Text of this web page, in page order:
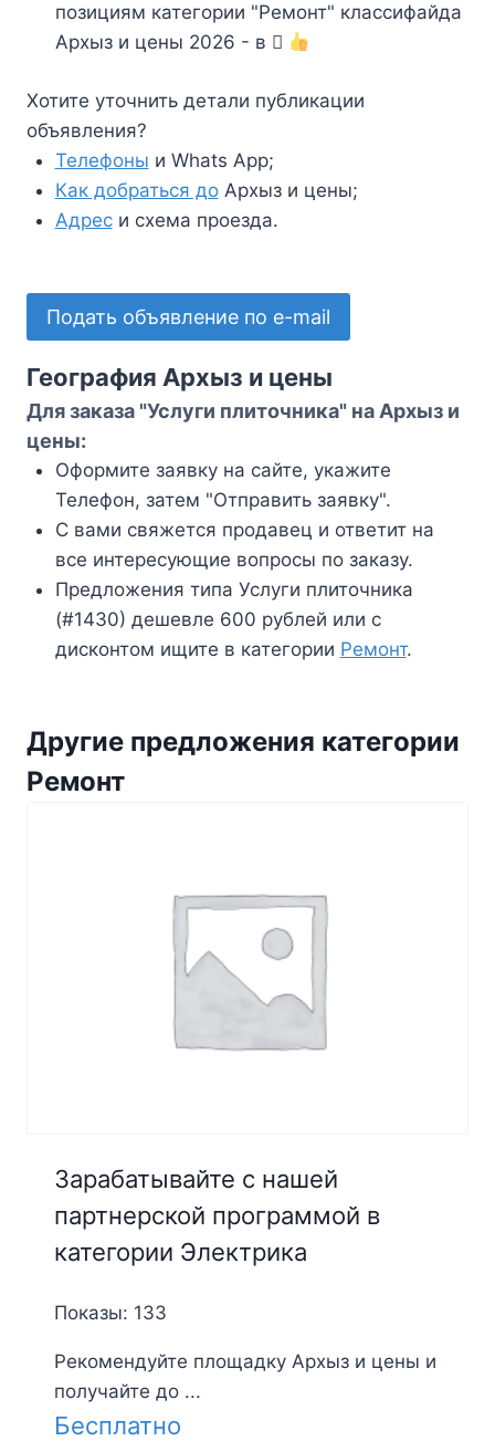
позициям категории "Ремонт" классифайда
Архыз и цены 2026 - в
Хотите уточнить детали публикации
объявления?
Телефоны и Whats App;
Как добраться доАрхыз и цены;
Адреси схема проезда.
Подать объявление по e-mail
География Архыз и цены
Для заказа "Услуги плиточника" на Архыз и
цены:
Оформите заявку на сайте, укажите
Телефон, затем "Отправить заявку".
С вами свяжется продавец и ответит на
все интересующие вопросы по заказу.
Предложения типа Услуги плиточника
(#1430) дешевле 600 рублей или с
дисконтом ищите в категории Ремонт.
Другие предложения категории
Ремонт
Зарабатывайте с нашей
партнерской программой в
категории Электрика
Показы: 133
Рекомендуйте площадку Архыз и цены и
получайте до ...
Бесплатно